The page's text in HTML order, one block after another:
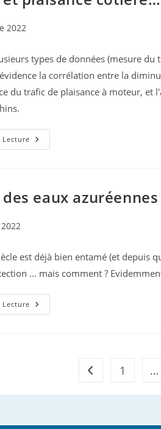
2022
types de données (mesure
la corrélation entre la
du trafic de plaisance à moteur, et
Cétacés
Et
eaux azuréennes
est déjà bien entamé (et depuis
... mais comment ?
Cétacés
Des
Go to the
1 …